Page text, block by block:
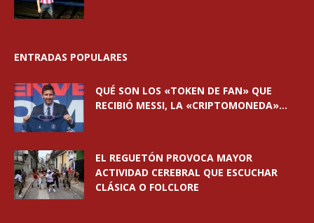
ENTRADAS POPULARES
QUÉ SON LOS «TOKEN DE FAN» QUE
RECIBIÓ MESSI, LA «CRIPTOMONEDA»...
EL REGUETÓN PROVOCA MAYOR
ACTIVIDAD CEREBRAL QUE ESCUCHAR
CLÁSICA O FOLCLORE